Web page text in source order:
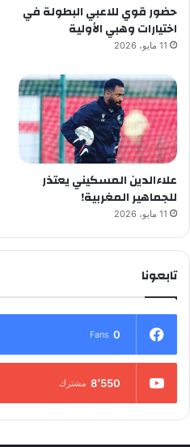
حضور قوي للاعبي البطولة في
اختيارات وهبي الأولية
11 مايو، 2026
علاءالدين المسكيني يعتذر
للجماهير المغربية!
11 مايو، 2026
تابعونا
0
Fans
8٬550 مشترك